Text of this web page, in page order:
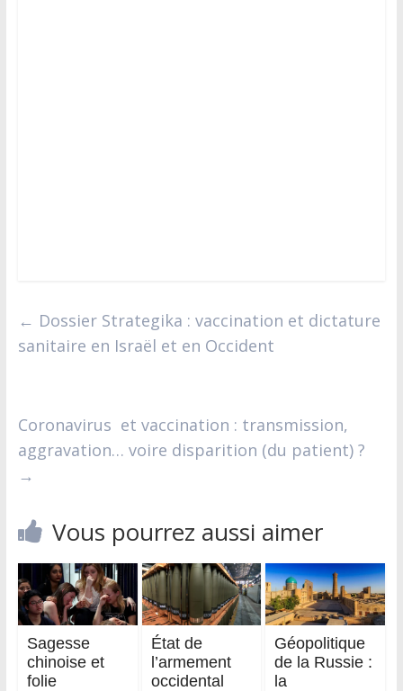
← Dossier Strategika : vaccination et dictature
sanitaire en Israël et en Occident
Coronavirus et vaccination : transmission,
aggravation… voire disparition (du patient) ?
→
Vous pourrez aussi aimer
Sagesse
chinoise et
folie
État de
l’armement
occidental
Géopolitique
de la Russie :
la